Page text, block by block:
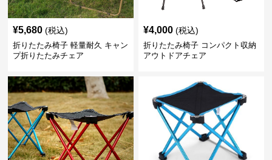
¥5,680 (税込)
折りたたみ椅子 軽量耐久 キャン
プ折りたたみチェア
¥4,000 (税込)
折りたたみ椅子 コンパクト収納
アウトドアチェア